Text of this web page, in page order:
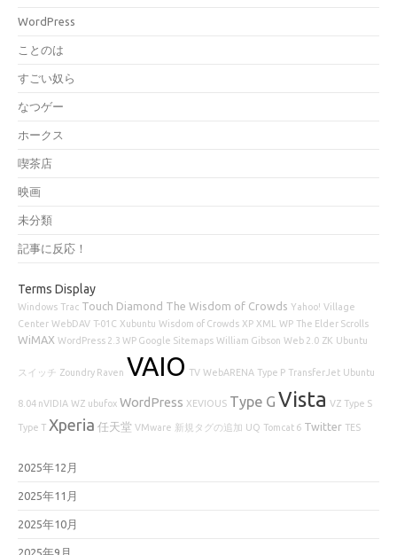
WordPress
ことのは
すごい奴ら
なつゲー
ホークス
喫茶店
映画
未分類
記事に反応！
Terms Display
Windows Trac Touch Diamond The Wisdom of Crowds Yahoo! Village
Center WebDAV T-01C Xubuntu Wisdom of Crowds XP XML WP The Elder Scrolls
WiMAX WordPress 2.3 WP Google Sitemaps William Gibson Web 2.0 ZK Ubuntu
スイッチ Zoundry Raven VAIO TV WebARENA Type P TransferJet Ubuntu
8.04 nVIDIA WZ ubufox WordPress XEVIOUS Type G Vista VZ Type S
Type T Xperia 任天堂 VMware 新規タグの追加 UQ Tomcat 6 Twitter TES
2025年12月
2025年11月
2025年10月
2025年9月